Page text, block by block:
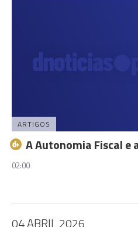
ARTIGOS
A Autonomia Fiscal e
02:00
04 ABRIL 2026